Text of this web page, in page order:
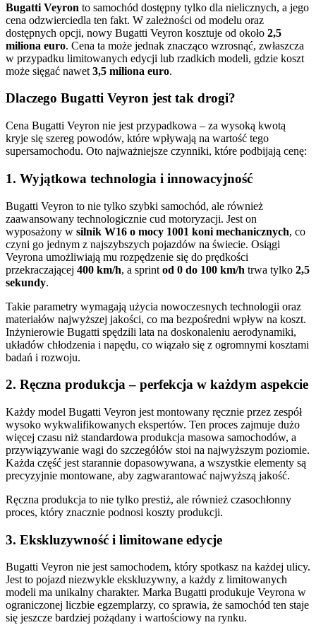
Bugatti Veyron to samochód dostępny tylko dla nielicznych, a jego
cena odzwierciedla ten fakt. W zależności od modelu oraz
dostępnych opcji, nowy Bugatti Veyron kosztuje od około 2,5
miliona euro. Cena ta może jednak znacząco wzrosnąć, zwłaszcza
w przypadku limitowanych edycji lub rzadkich modeli, gdzie koszt
może sięgać nawet 3,5 miliona euro.
Dlaczego Bugatti Veyron jest tak drogi?
Cena Bugatti Veyron nie jest przypadkowa – za wysoką kwotą
kryje się szereg powodów, które wpływają na wartość tego
supersamochodu. Oto najważniejsze czynniki, które podbijają cenę:
1. Wyjątkowa technologia i innowacyjność
Bugatti Veyron to nie tylko szybki samochód, ale również
zaawansowany technologicznie cud motoryzacji. Jest on
wyposażony w silnik W16 o mocy 1001 koni mechanicznych, co
czyni go jednym z najszybszych pojazdów na świecie. Osiągi
Veyrona umożliwiają mu rozpędzenie się do prędkości
przekraczającej 400 km/h, a sprint od 0 do 100 km/h trwa tylko 2,5
sekundy.
Takie parametry wymagają użycia nowoczesnych technologii oraz
materiałów najwyższej jakości, co ma bezpośredni wpływ na koszt.
Inżynierowie Bugatti spędzili lata na doskonaleniu aerodynamiki,
układów chłodzenia i napędu, co wiązało się z ogromnymi kosztami
badań i rozwoju.
2. Ręczna produkcja – perfekcja w każdym aspekcie
Każdy model Bugatti Veyron jest montowany ręcznie przez zespół
wysoko wykwalifikowanych ekspertów. Ten proces zajmuje dużo
więcej czasu niż standardowa produkcja masowa samochodów, a
przywiązywanie wagi do szczegółów stoi na najwyższym poziomie.
Każda część jest starannie dopasowywana, a wszystkie elementy są
precyzyjnie montowane, aby zagwarantować najwyższą jakość.
Ręczna produkcja to nie tylko prestiż, ale również czasochłonny
proces, który znacznie podnosi koszty produkcji.
3. Ekskluzywność i limitowane edycje
Bugatti Veyron nie jest samochodem, który spotkasz na każdej ulicy.
Jest to pojazd niezwykle ekskluzywny, a każdy z limitowanych
modeli ma unikalny charakter. Marka Bugatti produkuje Veyrona w
ograniczonej liczbie egzemplarzy, co sprawia, że samochód ten staje
się jeszcze bardziej pożądany i wartościowy na rynku.